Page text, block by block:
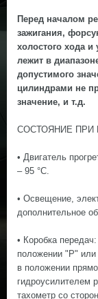
Перед началом
зажигания,
холостого хода
лежит в
допустимого
цилиндрами не
значение, и т.д.
СОСТОЯНИЕ ПРИ
• Двигатель
– 95 °С.
• Освещение,
дополнительное
• Коробка
положении "P"
в положении
гидроусилителем
тахометр со